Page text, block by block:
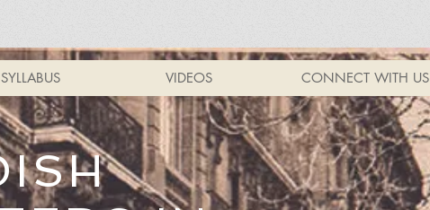
VIDEOS CONNECT WITH US